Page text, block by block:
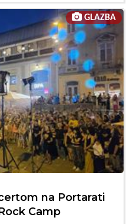
GLAZBA
na Portarati
Camp